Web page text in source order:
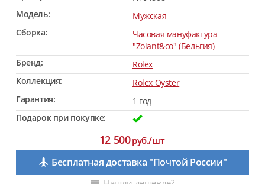
Модель:
Мужская
Сборка:
Часовая мануфактура
"Zolant&co" (Бельгия)
Бренд:
Rolex
Коллекция:
Rolex Oyster
Гарантия:
1 год
Подарок при покупке:
12 500руб./шт
Бесплатная доставка "Почтой России"